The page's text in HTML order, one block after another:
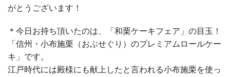
がとうございます！
＊今日お持ち頂いたのは、「和栗ケーキフェア」の目玉！
「信州・小布施栗（おぶせぐり）のプレミアムロールケー
キ」です。
江戸時代には殿様にも献上したと言われる小布施栗を使っ